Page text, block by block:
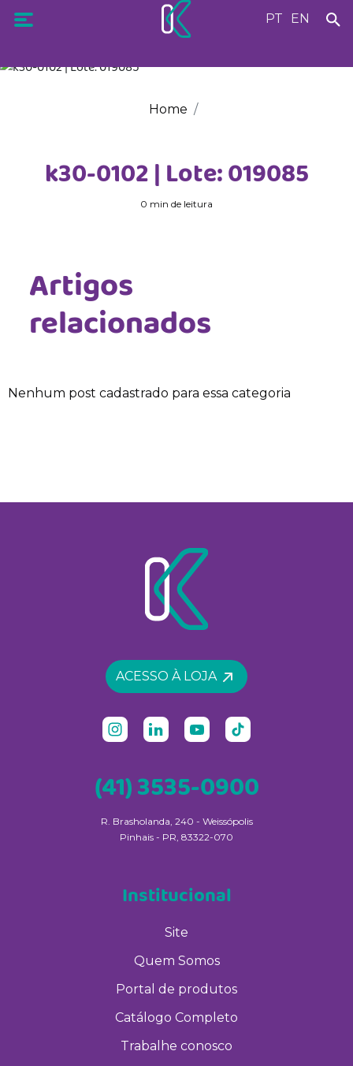
PT EN
Home
k30-0102 | Lote: 019085
0 min de leitura
Artigos
relacionados
Nenhum post cadastrado para essa categoria
ACESSO À LOJA
(41) 3535-0900
R. Brasholanda, 240 - Weissópolis
Pinhais - PR, 83322-070
Institucional
Site
Quem Somos
Portal de produtos
Catálogo Completo
Trabalhe conosco